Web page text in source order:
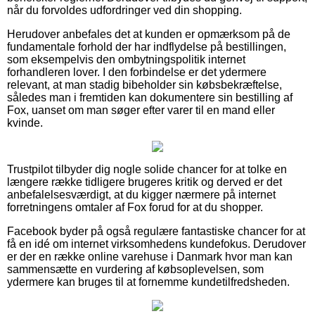
når du forvoldes udfordringer ved din shopping.
Herudover anbefales det at kunden er opmærksom på de
fundamentale forhold der har indflydelse på bestillingen,
som eksempelvis den ombytningspolitik internet
forhandleren lover. I den forbindelse er det ydermere
relevant, at man stadig bibeholder sin købsbekræftelse,
således man i fremtiden kan dokumentere sin bestilling af
Fox, uanset om man søger efter varer til en mand eller
kvinde.
Trustpilot tilbyder dig nogle solide chancer for at tolke en
længere række tidligere brugeres kritik og derved er det
anbefalelsesværdigt, at du kigger nærmere på internet
forretningens omtaler af Fox forud for at du shopper.
Facebook byder på også regulære fantastiske chancer for at
få en idé om internet virksomhedens kundefokus. Derudover
er der en række online varehuse i Danmark hvor man kan
sammensætte en vurdering af købsoplevelsen, som
ydermere kan bruges til at fornemme kundetilfredsheden.